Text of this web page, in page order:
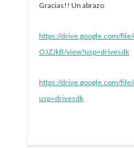
Gracias!! Un abrazo
https://drive.google.com/file/
OJZJkB/view?usp=drivesdk
https://drive.google.com/
usp=drivesdk